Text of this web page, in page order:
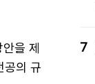
을 제
공의 규
7